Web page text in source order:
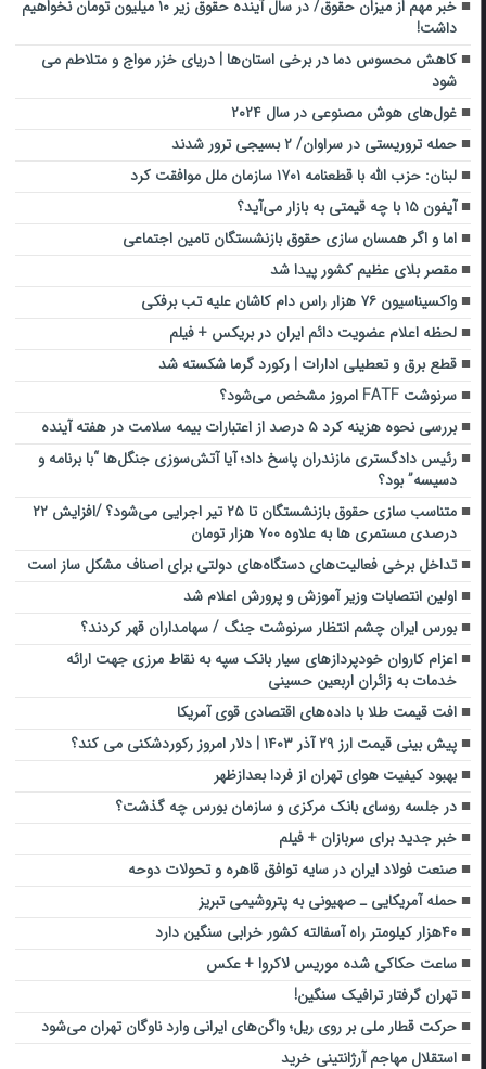
خبر مهم از میزان حقوق/ در سال آینده حقوق زیر ۱۰ میلیون تومان نخواهیم
داشت!
کاهش محسوس دما در برخی استان‌ها | دریای خزر مواج و متلاطم می
شود
غول‌های هوش مصنوعی در سال ۲۰۲۴
حمله تروریستی در سراوان/ ۲ بسیجی ترور شدند
لبنان: حزب الله با قطعنامه ۱۷۰۱ سازمان ملل موافقت کرد
آیفون ۱۵ با چه قیمتی به بازار می‌آید؟
اما و اگر همسان سازی حقوق بازنشستگان تامین اجتماعی
مقصر بلای عظیم کشور پیدا شد
واکسیناسیون ۷۶ هزار راس دام کاشان علیه تب برفکی
لحظه اعلام عضویت دائم ایران در بریکس + فیلم
قطع برق و تعطیلی ادارات | رکورد گرما شکسته شد
سرنوشت FATF امروز مشخص می‌شود؟
بررسی نحوه هزینه کرد ۵ درصد از اعتبارات بیمه سلامت در هفته آینده
رئیس دادگستری مازندران پاسخ داد؛ آیا آتش‌سوزی جنگل‌ها “با برنامه و
دسیسه” بود؟
متناسب سازی حقوق بازنشستگان تا ۲۵ تیر اجرایی می‌شود؟ /افزایش ۲۲
درصدی مستمری ها به علاوه ۷۰۰ هزار تومان
تداخل برخی فعالیت‌های دستگاه‌های دولتی برای اصناف مشکل ساز است
اولین انتصابات وزیر آموزش و پرورش اعلام شد
بورس ایران چشم انتظار سرنوشت جنگ / سهامداران قهر کردند؟
اعزام کاروان خودپردازهای سیار بانک سپه به نقاط مرزی جهت ارائه
خدمات به زائران اربعین حسینی
افت قیمت طلا با داده‌های اقتصادی قوی آمریکا
پیش‌ بینی قیمت ارز ۲۹ آذر ۱۴۰۳ | دلار امروز رکوردشکنی می کند؟
بهبود کیفیت هوای تهران از فردا بعدازظهر
در جلسه روسای بانک مرکزی و سازمان بورس چه گذشت؟
خبر جدید برای سربازان + فیلم
صنعت فولاد ایران در سایه توافق قاهره و تحولات دوحه
حمله آمریکایی ـ صهیونی به پتروشیمی تبریز
۴۰هزار کیلومتر راه آسفالته کشور خرابی سنگین دارد
ساعت حکاکی شده موریس لاکروا + عکس
تهران گرفتار ترافیک سنگین!
حرکت قطار ملی بر روی ریل؛ واگن‌های ایرانی وارد ناوگان تهران می‌شود
استقلال مهاجم آرژانتینی خرید